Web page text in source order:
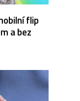
flip
a bez